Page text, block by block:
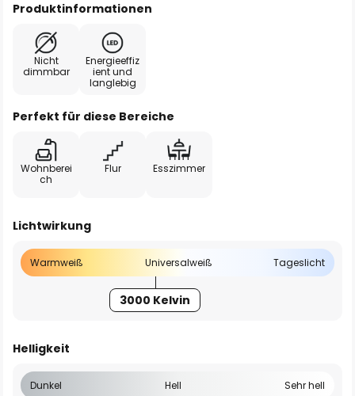
Produktinformationen
Nicht
dimmbar
Energieeffiz
ient und
langlebig
Perfekt für diese Bereiche
Wohnberei
ch
Flur Esszimmer
Lichtwirkung
Warmweiß Universalweiß Tageslicht
3000 Kelvin
Helligkeit
Dunkel Hell Sehr hell